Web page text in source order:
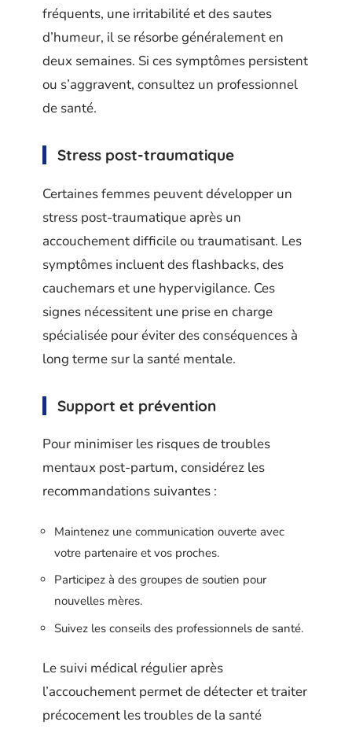
fréquents, une irritabilité et des sautes
d’humeur, il se résorbe généralement en
deux semaines. Si ces symptômes persistent
ou s’aggravent, consultez un professionnel
de santé.
Stress post-traumatique
Certaines femmes peuvent développer un
stress post-traumatique après un
accouchement difficile ou traumatisant. Les
symptômes incluent des flashbacks, des
cauchemars et une hypervigilance. Ces
signes nécessitent une prise en charge
spécialisée pour éviter des conséquences à
long terme sur la santé mentale.
Support et prévention
Pour minimiser les risques de troubles
mentaux post-partum, considérez les
recommandations suivantes :
Maintenez une communication ouverte avec
votre partenaire et vos proches.
Participez à des groupes de soutien pour
nouvelles mères.
Suivez les conseils des professionnels de santé.
Le suivi médical régulier après
l’accouchement permet de détecter et traiter
précocement les troubles de la santé